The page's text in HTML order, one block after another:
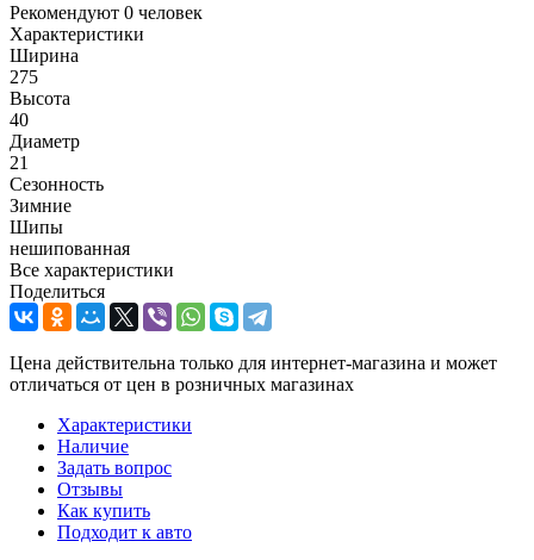
Рекомендуют 0 человек
Характеристики
Ширина
275
Высота
40
Диаметр
21
Сезонность
Зимние
Шипы
нешипованная
Все характеристики
Поделиться
Цена действительна только для интернет-магазина и может
отличаться от цен в розничных магазинах
Характеристики
Наличие
Задать вопрос
Отзывы
Как купить
Подходит к авто